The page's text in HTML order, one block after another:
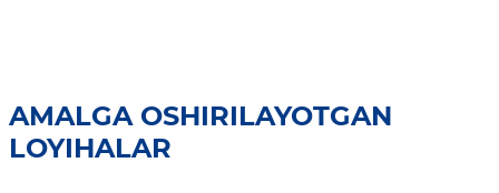
AMALGA OSHIRILAYOTGAN
LOYIHALAR